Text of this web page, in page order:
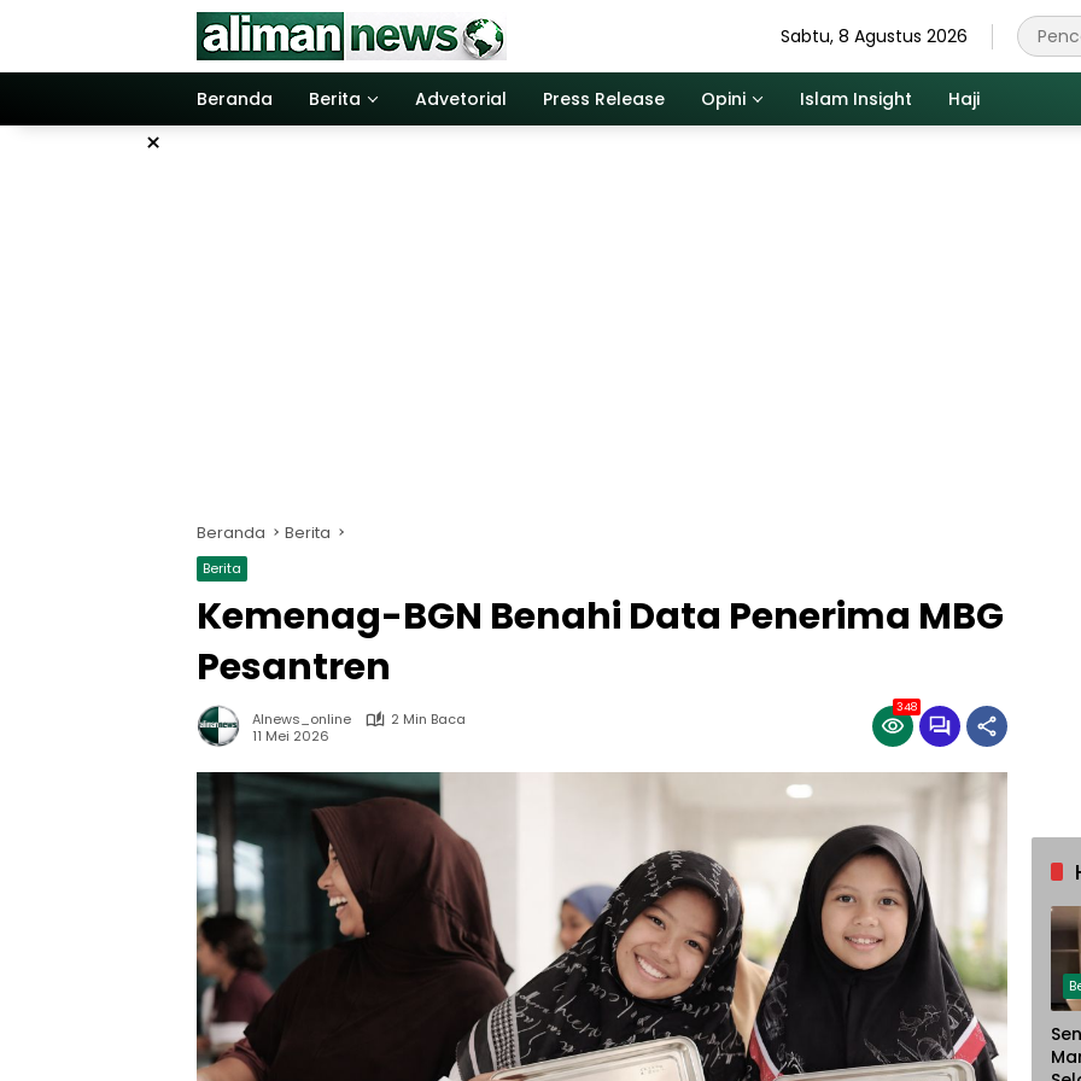
Sabtu, 8 Agustus 2026
Beranda Berita Advetorial Press Release Opini Islam Insight Haji
×
Beranda Berita
Berita
Kemenag-BGN Benahi Data Penerima MBG
Pesantren
Alnews_online
2 Min Baca
11 Mei 2026
348